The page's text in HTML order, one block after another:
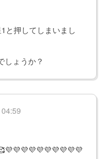
と押してしまいまし
しょうか？